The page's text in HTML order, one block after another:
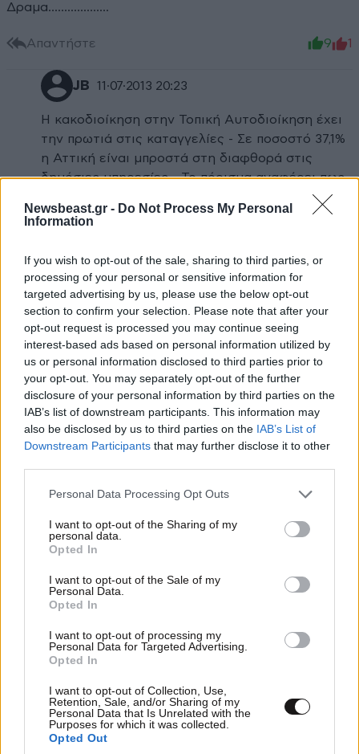
Newsbeast.gr - Do Not Process My Personal
Information
If you wish to opt-out of the sale, sharing to third parties, or
processing of your personal or sensitive information for
targeted advertising by us, please use the below opt-out
section to confirm your selection. Please note that after your
opt-out request is processed you may continue seeing
interest-based ads based on personal information utilized by
us or personal information disclosed to third parties prior to
your opt-out. You may separately opt-out of the further
disclosure of your personal information by third parties on the
IAB’s list of downstream participants. This information may
also be disclosed by us to third parties on the IAB’s List of
Downstream Participants that may further disclose it to other
Please note that this website/app uses one or more Google
not limited to your visit or usage behaviour. You may click to
grant or deny consent to Google and its third-party tags to
use your data for below specified purposes in below Google
consent section.
Personal Data Processing Opt Outs
I want to opt-out of the Sharing of my
personal data.
Opted In
I want to opt-out of the Sale of my
Personal Data.
Opted In
I want to opt-out of processing my
Personal Data for Targeted Advertising.
Opted In
I want to opt-out of Collection, Use,
Retention, Sale, and/or Sharing of my
Personal Data that Is Unrelated with the
Purposes for which it was collected.
Opted Out
Δραμα...................
Απαντήστε 9 1
JB 11·07·2013 20:23
Η κακοδιοίκηση στην Τοπική Αυτοδιοίκηση έχει
την πρωτιά στις καταγγελίες - Σε ποσοστό 37,1%
η Αττική είναι μπροστά στη διαφθορά στις
δημόσιες υπηρεσίες - Το πόρισμα αναφέρει πως
η άσκηση εξουσίας από τους αιρετούς άρχοντες
βρίσκονται στα όρια της νομιμότητας - Στην
τις υπερτιμολογήσειςΗ οικονομική διαχείριση
αποτελεί και το 2012 το μεγαλύτερο ποσοστό
των υποθέσεων ανά θεματική κατηγορία, που
διερεύνησε ο γενικός επιθεωρητής Δημόσιας
Διοίκησης (ΓΕΔΔ). Όσον αφορά την κατάταξη
των υποθέσεων ανά δημόσιο φορέα, την πρωτιά
κρατά και φέτος η Τοπική Αυτοδιοίκηση.
Απαντήστε
κόμματα του δημοσίου( ΝΔ, ΠΑΣΟΚ, ΣΥΡΙΖΑ,
ΚΚΕ, ΔΗΜΑΡ ) μην έχουμε απαιτήσεις γιατί μας
συνασπιστούμε όλοι τότε θα προστατευτούμαι
απο την τυραννία των κομματικών στρατών.
Απαντήστε
ΚομμουνιστηςΑντικαπιταλιστης
22:22
ναι και αν απολυθουν ολο οι δημοσιοι